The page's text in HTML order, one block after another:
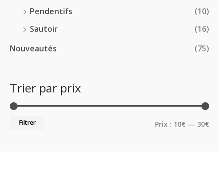
Pendentifs
(10)
Sautoir
(16)
Nouveautés
(75)
Trier par prix
Filtrer Prix : 10€ — 30€